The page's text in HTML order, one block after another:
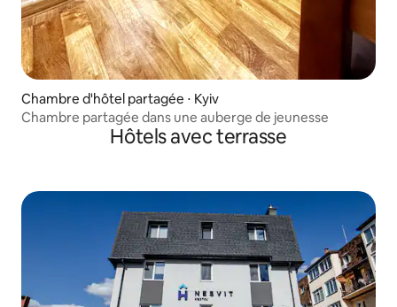
Chambre d'hôtel partagée ⋅ Kyiv
Chambre partagée dans une auberge de jeunesse
Hôtels avec terrasse